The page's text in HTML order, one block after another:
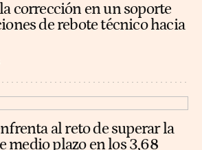
corrección en un soporte
de rebote técnico hacia
al reto de superar la
medio plazo en los 3,68